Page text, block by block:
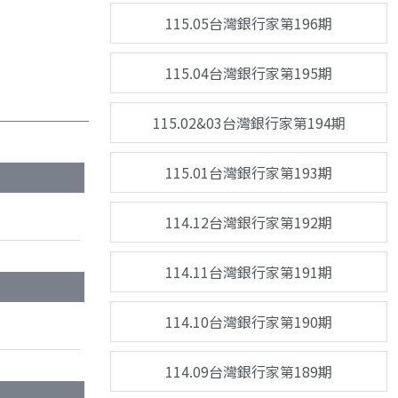
115.05台灣銀行家第196期
115.04台灣銀行家第195期
115.02&03台灣銀行家第194期
115.01台灣銀行家第193期
114.12台灣銀行家第192期
114.11台灣銀行家第191期
114.10台灣銀行家第190期
114.09台灣銀行家第189期